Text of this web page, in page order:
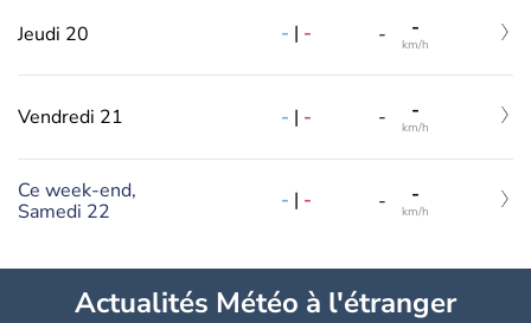
Jeudi 20 - | - - -
km/h
Vendredi 21 - | - - -
km/h
Ce week-end,
Samedi 22
- | - - -
km/h
Actualités Météo à l'étranger